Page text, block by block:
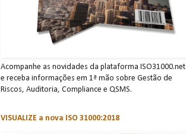
Acompanhe as novidades da plataforma ISO31000.net
e receba informações em 1ª mão sobre Gestão de
Risco s, Auditoria, C omp lian ce e QSMS.
VISUALIZE a nova ISO 31000:2018